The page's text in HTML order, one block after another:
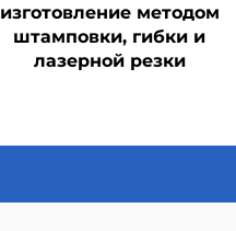
изготовление методом
штамповки, гибки и
лазерной резки